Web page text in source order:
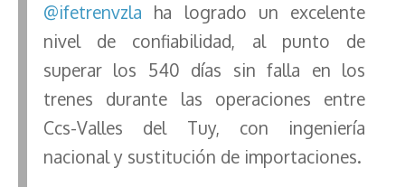
@ifetrenvzla ha logrado un excelente
nivel de confiabilidad, al punto de
superar los 540 días sin falla en los
trenes durante las operaciones entre
Ccs-Valles del Tuy, con ingeniería
nacional y sustitución de importaciones.